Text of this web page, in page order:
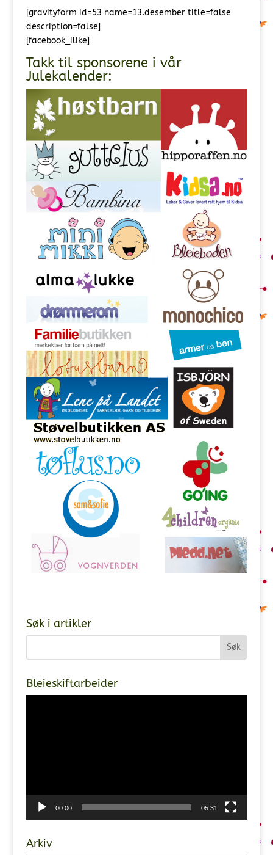
[gravityform id=53 name=13.desember title=false
description=false]
[facebook_ilike]
Takk til sponsorene i vår
Julekalender:
Søk i artikler
Bleieskiftarbeider
00:00 05:31
Arkiv